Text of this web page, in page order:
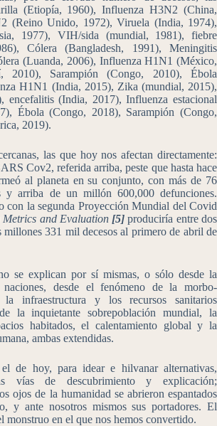
(Etiopía, 1960), Influenza H3N2 (China,
(Reino Unido, 1972), Viruela (India, 1974),
1977), VIH/sida (mundial, 1981), fiebre
Cólera (Bangladesh, 1991), Meningitis
(Luanda, 2006), Influenza H1N1 (México,
2010), Sarampión (Congo, 2010), Ébola
H1N1 (India, 2015), Zika (mundial, 2015),
encefalitis (India, 2017), Influenza estacional
Ébola (Congo, 2018), Sarampión (Congo,
2019).
las que hoy nos afectan directamente:
Cov2, referida arriba, peste que hasta hace
al planeta en su conjunto, con más de 76
y arriba de un millón 600,000 defunciones.
con la segunda Proyección Mundial del Covid
and Evaluation [5] produciría entre dos
331 mil decesos al primero de abril de
se explican por sí mismas, o sólo desde la
desde el fenómeno de la morbo-
infraestructura y los recursos sanitarios
la inquietante sobrepoblación mundial, la
habitados, el calentamiento global y la
ambas extendidas.
de hoy, para idear e hilvanar alternativas,
vías de descubrimiento y explicación;
ojos de la humanidad se abrieron espantados
y ante nosotros mismos sus portadores. El
monstruo en el que nos hemos convertido.